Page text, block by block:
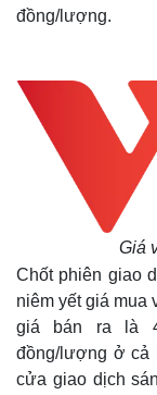
đồng/lượng.
Giá
Chốt phiên giao
niêm yết giá mua
giá bán ra là
đồng/lượng ở cả
cửa giao dịch